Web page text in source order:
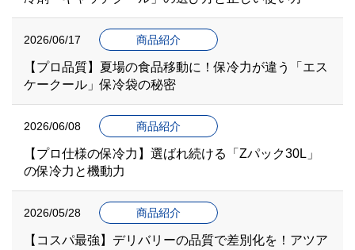
2026/06/17 商品紹介
【プロ品質】夏場の食品移動に！保冷力が違う「エス
ケークール」保冷袋の秘密
2026/06/08 商品紹介
【プロ仕様の保冷力】選ばれ続ける「Zパック30L」
の保冷力と機動力
2026/05/28 商品紹介
【コスパ最強】デリバリーの品質で差別化を！アツア